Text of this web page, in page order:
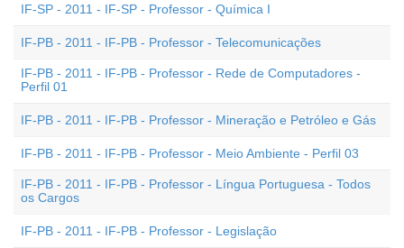
IF-SP - 2011 - IF-SP - Professor - Química I
IF-PB - 2011 - IF-PB - Professor - Telecomunicações
IF-PB - 2011 - IF-PB - Professor - Rede de Computadores -
Perfil 01
IF-PB - 2011 - IF-PB - Professor - Mineração e Petróleo e Gás
IF-PB - 2011 - IF-PB - Professor - Meio Ambiente - Perfil 03
IF-PB - 2011 - IF-PB - Professor - Língua Portuguesa - Todos
os Cargos
IF-PB - 2011 - IF-PB - Professor - Legislação